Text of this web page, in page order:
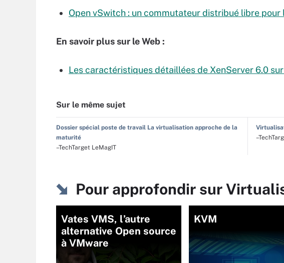
Open vSwitch : un commutateur distribué libre
En savoir plus sur le Web :
Les caractéristiques détaillées de XenServer 6.0
Sur le même sujet
Dossier spécial poste de travail La virtualisation approche de la
maturité
–TechTarget LeMagIT
Pour approfondir sur
Vates VMS, l’autre
alternative Open source
à VMware
KVM